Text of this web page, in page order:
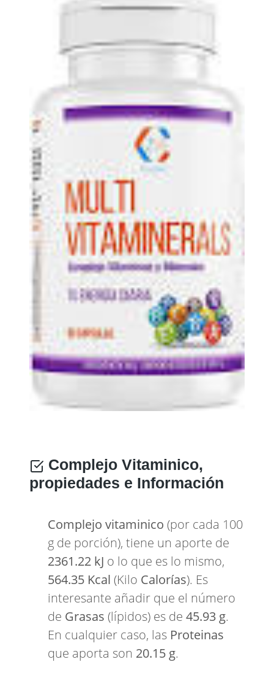
Complejo Vitaminico,
propiedades e Información
Complejo vitaminico (por cada 100
g de porción), tiene un aporte de
2361.22 kJ o lo que es lo mismo,
564.35 Kcal (Kilo Calorías). Es
interesante añadir que el número
de Grasas (lípidos) es de 45.93 g.
En cualquier caso, las Proteinas
que aporta son 20.15 g.